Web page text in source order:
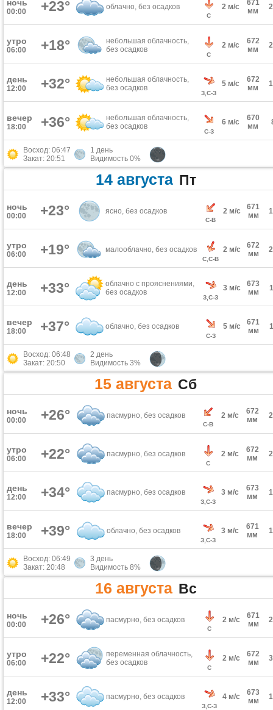
ночь
00:00 +23° облачно, без осадков
С
2 м/с
671
мм
утро
06:00 +18°
небольшая облачность,
без осадков
С
2 м/с
672
мм
день
12:00 +32°
небольшая облачность,
без осадков
З,С-З
5 м/с
672
мм
вечер
18:00 +36°
небольшая облачность,
без осадков
С-З
6 м/с
670
мм
Восход: 06:47
Закат: 20:51
1 день
Видимость 0%
14 августа Пт
ночь
00:00 +23° ясно, без осадков
С-В
2 м/с
671
мм
утро
06:00 +19° малооблачно, без осадков
С,С-В
2 м/с
672
мм
день
12:00 +33°
облачно с прояснениями,
без осадков
З,С-З
3 м/с
673
мм
вечер
18:00 +37° облачно, без осадков
С-З
5 м/с
671
мм
Восход: 06:48
Закат: 20:50
2 день
Видимость 3%
15 августа Сб
ночь
00:00 +26° пасмурно, без осадков
С-В
2 м/с
672
мм
утро
06:00 +22° пасмурно, без осадков
С
2 м/с
672
мм
день
12:00 +34° пасмурно, без осадков
З,С-З
3 м/с
673
мм
вечер
18:00 +39° облачно, без осадков
З,С-З
3 м/с
671
мм
Восход: 06:49
Закат: 20:48
3 день
Видимость 8%
16 августа Вс
ночь
00:00 +26° пасмурно, без осадков
С
2 м/с
671
мм
утро
06:00 +22°
переменная облачность,
без осадков
С
2 м/с
672
мм
день
12:00 +33° пасмурно, без осадков
З,С-З
4 м/с
673
мм